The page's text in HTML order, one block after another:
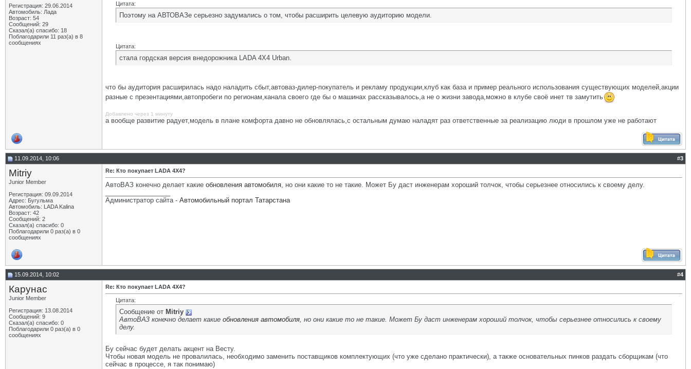
Регистрация: 29.06.2014
Автомобиль: Лада
Возраст: 54
Сообщений: 29
Сказал(а) спасибо: 18
Поблагодарили 11 раз(а) в 8
сообщениях
Цитата:
Поэтому на АВТОВАЗе серьезно задумались о том, чтобы расширить целевую аудиторию модели.
Цитата:
стала гордская версия внедорожника LADA 4X4 Urban.
что бы аудитория расширилась надо наладить сбыт,автоваз-дилер-покупатель и рекламу продукции,клуб как база и пример реального использования существующих моделей,акции
разные с презентациями,автопробеги по регионам,канала своего где бы о машинах рассказывалось,а не о жизни завода,можно в клубе своё инет тв замутить
Добавлено через 1 минуту
а вообще развитие радует,модель в плане комфорта давно не обновлялась,с остальным думаю наладят раз ответственные за реализацию люди в прошлом уже не работают
11.09.2014, 10:06 #3
Mitriy
Junior Member
Регистрация: 09.09.2014
Адрес: Бугульма
Автомобиль: LADA Kalina
Возраст: 42
Сообщений: 2
Сказал(а) спасибо: 0
Поблагодарили 0 раз(а) в 0
сообщениях
Re: Кто покупает LADA 4X4?
АвтоВАЗ конечно делает какие обновления автомобиля, но они какие то не такие. Может Бу даст инженерам хороший толчок, чтобы серьезнее относились к своему делу.
Администратор сайта - Автомобильный портал Татарстана
15.09.2014, 10:02 #4
Карунас
Junior Member
Регистрация: 13.08.2014
Сообщений: 9
Сказал(а) спасибо: 0
Поблагодарили 0 раз(а) в 0
сообщениях
Re: Кто покупает LADA 4X4?
Цитата:
Сообщение от Mitriy
АвтоВАЗ конечно делает какие обновления автомобиля, но они какие то не такие. Может Бу даст инженерам хороший толчок, чтобы серьезнее относились к своему
делу.
Бу сейчас будет делать акцент на Весту.
Чтобы новая модель не провалилась, необходимо заменить поставщиков комплектующих (что уже сделано практически), а также основательных пинков раздать сборщикам (что
сейчас в процессе, я так понимаю)